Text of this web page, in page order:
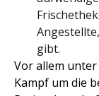
gibt.
Vor allem
Kampf um die